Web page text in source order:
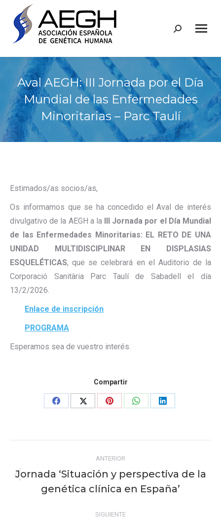
Buscar:
Aval AEGH: III Jornada por el Día
Mundial de las Enfermedades
Minoritarias – Parc Taulí
Estimados/as socios/as,
Os informamos que se ha concedido el Aval de interés
divulgativo de la AEGH a la III Jornada por el Día Mundial
de las Enfermedades Minoritarias: EL RETO DE UNA
UNIDAD MULTIDISCIPLINAR EN DISPLASIAS
ESQUELÉTICAS, que se celebrará en el Auditorio de la
Corporació Sanitària Parc Taulí de Sabadell el día
13/2/2026.
Enlace de inscripción
PROGRAMA
Esperamos sea de vuestro interés.
Compartir
Share
Share
Share
Share
Share
entre
publicaciones
ANTERIOR
Publicación
anterior:
Jornada ‘Situación y perspectiva de la
genética clínica en España’
SIGUIENTE